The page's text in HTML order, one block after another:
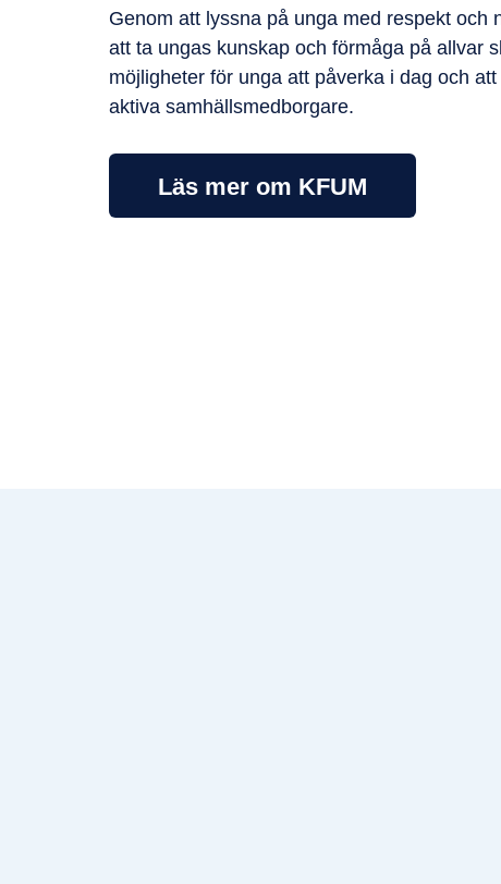
Genom att lyssna på unga med respekt och
att ta ungas kunskap och förmåga på allvar
möjligheter för unga att påverka i dag och
aktiva samhällsmedborgare.
Läs mer om KFUM